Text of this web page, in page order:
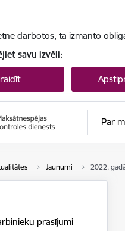
darbotos, tā izmanto
savu izvēli:
Par
Jaunumi 2022.
prasījumi